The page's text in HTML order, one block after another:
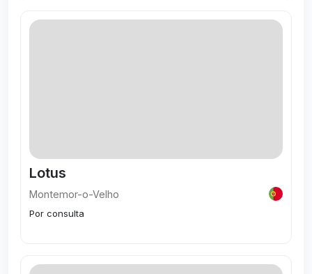
Lotus
Montemor-o-Velho
Por consulta